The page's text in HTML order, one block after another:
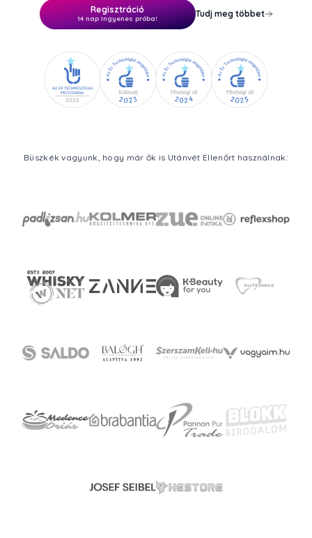
Regisztráció
14 nap ingyenes próba! Tudj meg többet
Büszkék vagyunk, hogy már ők is Utánvét Ellenőrt használnak: